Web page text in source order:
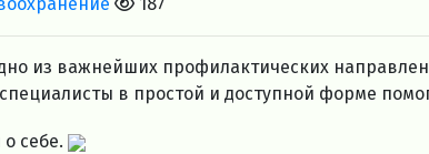
из важнейших профилактических
в простой и доступной форме
себе.